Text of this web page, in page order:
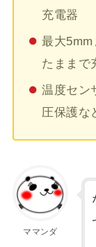
充電器
最大
たままで
温度セン
圧保護な
ママンダ